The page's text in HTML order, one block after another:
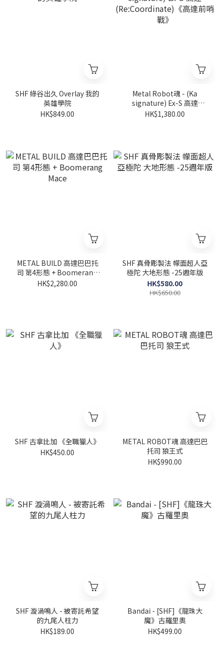
SHF 綠谷出久 Overlay 我的
英雄學院
HK$849.00
Metal Robot魂 - (Ka
signature) Ex-S 高達
(Re:Coordinate)《高達前哨
HK$1,380.00
METAL BUILD 高達巴巴托
司 第4形態 + Boomerang
Mace
HK$2,280.00
SHF 真骨彫製法 幪面超人亞
極陀 大地形態 -25週年版
HK$580.00
HK$650.00
SHF 古拿比加 《全職獵人》
HK$450.00
METAL ROBOT魂 高達巴巴
托司 狼王式
HK$990.00
SHF 漩渦鳴人 - 被寄託希望
的九尾人柱力
HK$189.00
Bandai - [SHF]《龍珠大
魔》古羅里奧
HK$499.00